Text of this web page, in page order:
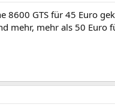
8600 GTS für 45 Euro
mehr, mehr als 50 Euro